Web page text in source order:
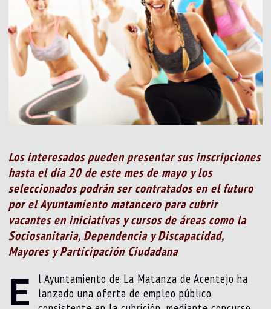
Los interesados pueden presentar sus inscripciones
hasta el día 20 de este mes de mayo y los
seleccionados podrán ser contratados en el futuro
por el Ayuntamiento matancero para cubrir
vacantes en iniciativas y cursos de áreas como la
Sociosanitaria, Dependencia y Discapacidad,
Mayores y Participación Ciudadana
E
l Ayuntamiento de La Matanza de Acentejo ha
lanzado una oferta de empleo público